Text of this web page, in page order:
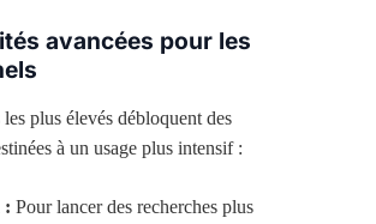
avancées pour les
plus élevés débloquent des
à un usage plus intensif :
: Pour lancer des recherches plus